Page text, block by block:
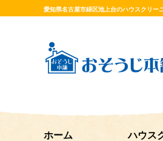
愛知県名古屋市緑区池上台のハウスクリー
ホーム ハウス